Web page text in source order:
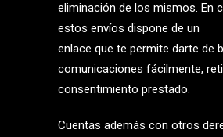
eliminación de los mismos. En
estos envíos dispone de un
enlace que te permite darte de
comunicaciones fácilmente,
consentimiento prestado.
Cuentas además con otros